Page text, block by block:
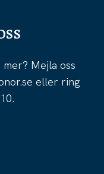
Mejla oss
eller ring
.